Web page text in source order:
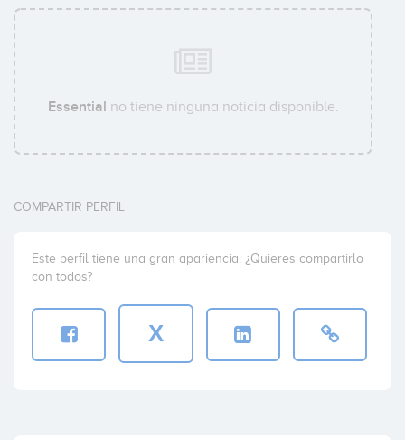
Essential no tiene ninguna noticia disponible.
COMPARTIR PERFIL
Este perfil tiene una gran apariencia. ¿Quieres compartirlo
con todos?
X